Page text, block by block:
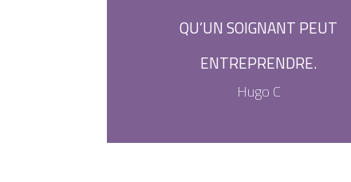
QU’UN SOIGNANT PEUT
ENTREPRENDRE.
Hugo C